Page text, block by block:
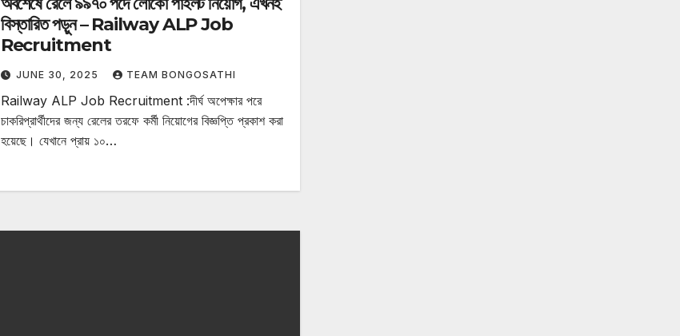
বিস্তারিত পড়ুন – Railway ALP Job
Recruitment
JUNE 30, 2025 TEAM BONGOSATHI
Railway ALP Job Recruitment :দীর্ঘ অপেক্ষার পরে
চাকরিপ্রার্থীদের জন্য রেলের তরফে কর্মী নিয়োগের বিজ্ঞপ্তি প্রকাশ করা
হয়েছে। যেখানে প্রায় ১০…